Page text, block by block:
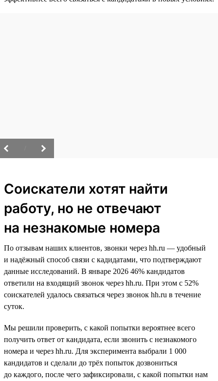
Соискатели хотят найти
работу, но не отвечают
на незнакомые номера
По отзывам наших клиентов, звонки через hh.ru — удобный
и надёжный способ связи с кадидатами, что подтверждают
данные исследований. В январе 2026 46% кандидатов
ответили на входящий звонок через hh.ru. При этом с 52%
соискателей удалось связаться через звонок hh.ru в течение
суток.
Мы решили проверить, с какой попытки вероятнее всего
получить ответ от кандидата, если звонить с незнакомого
номера и через hh.ru. Для эксперимента выбрали 1 000
кандидатов и сделали до трёх попыток дозвониться
до каждого, после чего зафиксировали, с какой попытки нам